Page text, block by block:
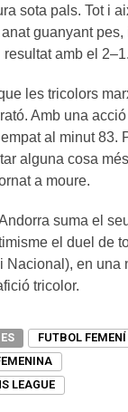
sota pals. Tot i
guanyant pes,
amb el 2–1.
les tricolors
Amb una
al minut 83.
alguna cosa
a moure.
suma el
el duel de
Nacional), en una
tricolor.
FUTBOL FEMENÍ
LEAGUE